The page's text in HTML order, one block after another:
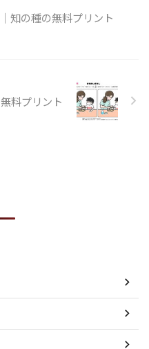
知の種の無料プリント
料プリント